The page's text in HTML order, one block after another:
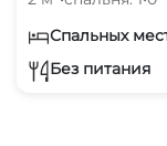
Спальных
Без питания